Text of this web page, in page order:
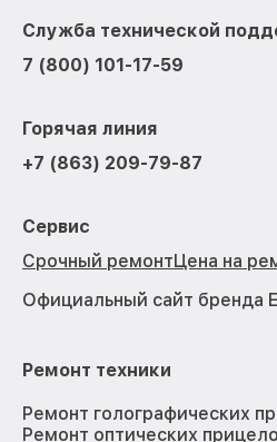
Служба технической
7 (800) 101-17-59
Горячая линия
+7 (863) 209-79-87
Сервис
Срочный ремонтЦена на
Официальный сайт бренда
Ремонт техники
Ремонт голографических
Ремонт оптических